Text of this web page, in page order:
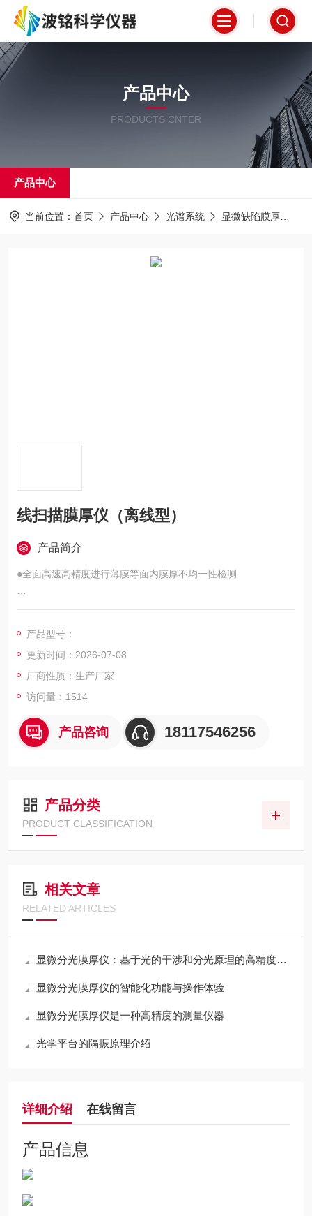
产品中心
PRODUCTS CNTER
产品中心
当前位置： 首页 产品中心 光谱系统 显微缺陷膜厚
线扫描膜厚仪（离线型）
产品简介
●全面高速高精度进行薄膜等面内膜厚不均一性检测
●硬件&软件均为创新设计
●作为专业膜厚测定厂商，提供多种支援
●实现高精度测量（已取得专zhuan利）
产品型号：
更新时间：2026-07-08
厂商性质：生产厂家
访问量：1514
产品咨询 18117546256
产品分类
PRODUCT CLASSIFICATION
相关文章
RELATED ARTICLES
显微分光膜厚仪：基于光的干涉和分光原理的高精度光学测量仪器
显微分光膜厚仪的智能化功能与操作体验
显微分光膜厚仪是一种高精度的测量仪器
光学平台的隔振原理介绍
详细介绍 在线留言
产品信息